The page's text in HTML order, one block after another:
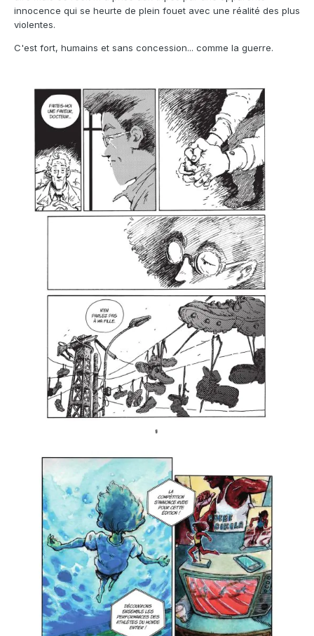
innocence qui se heurte de plein fouet avec une réalité des plus
violentes.
C'est fort, humains et sans concession... comme la guerre.